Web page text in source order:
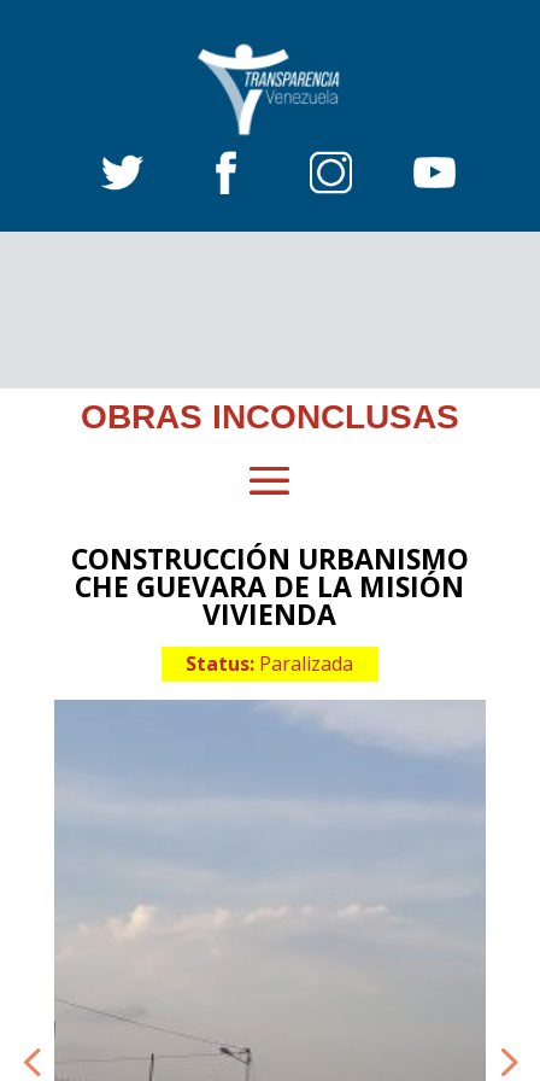
OBRAS INCONCLUSAS
CONSTRUCCIÓN URBANISMO
CHE GUEVARA DE LA MISIÓN
VIVIENDA
Status: Paralizada